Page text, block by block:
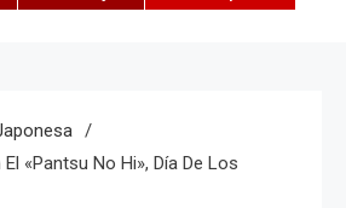
«pantsu No Hi», Día De Los